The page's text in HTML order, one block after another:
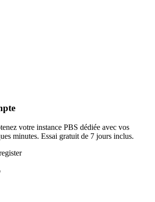
votre instance PBS dédiée avec vos
minutes. Essai gratuit de 7 jours inclus.